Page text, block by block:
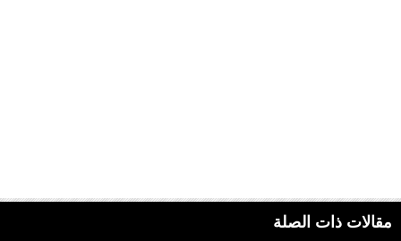
مقالات ذات الصلة